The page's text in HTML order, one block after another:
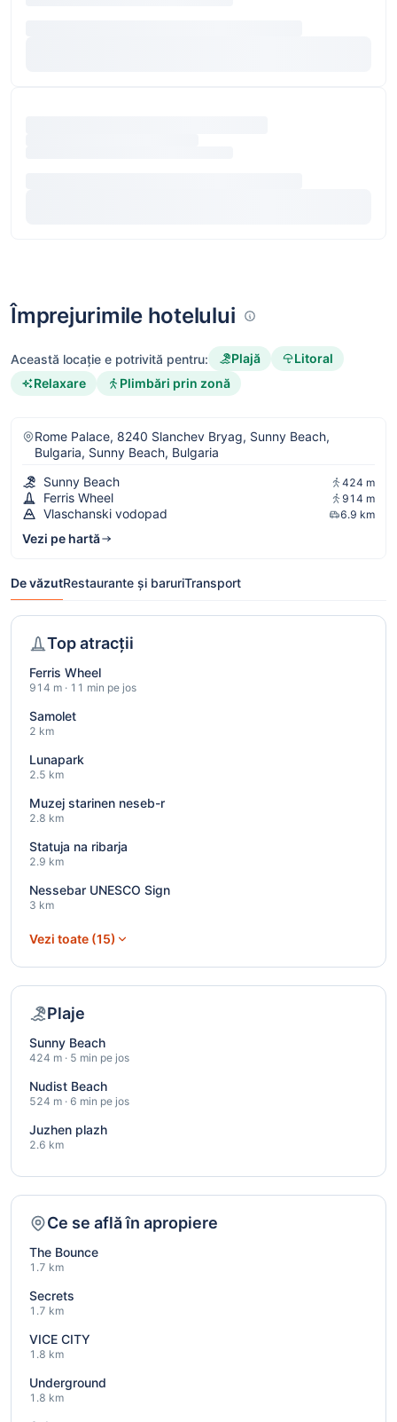
Împrejurimile hotelului
Această locație e potrivită pentru: Plajă
Litoral
Relaxare
Plimbări prin zonă
Rome Palace, 8240 Slanchev Bryag, Sunny Beach,
Bulgaria, Sunny Beach, Bulgaria
Sunny Beach
424 m
Ferris Wheel 914 m
Vlaschanski vodopad 6.9 km
Vezi pe hartă
De văzutRestaurante și baruriTransport
Top atracții
Ferris Wheel
914 m · 11 min pe jos
Samolet
2 km
Lunapark
2.5 km
Muzej starinen neseb-r
2.8 km
Statuja na ribarja
2.9 km
Nessebar UNESCO Sign
3 km
Vezi toate (15)
Plaje
Sunny Beach
424 m · 5 min pe jos
Nudist Beach
524 m · 6 min pe jos
Juzhen plazh
2.6 km
Ce se află în apropiere
The Bounce
1.7 km
Secrets
1.7 km
VICE CITY
1.8 km
Underground
1.8 km